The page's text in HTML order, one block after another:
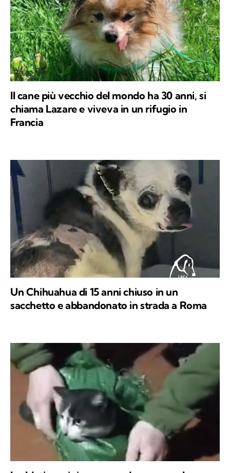
Il cane più vecchio del mondo ha 30 anni, si
chiama Lazare e viveva in un rifugio in
Francia
Un Chihuahua di 15 anni chiuso in un
sacchetto e abbandonato in strada a Roma